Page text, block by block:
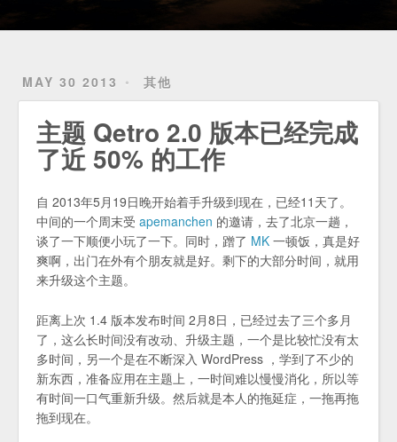
MAY 30 2013 其他
主题 Qetro 2.0 版本已经完成
了近 50% 的工作
自 2013年5月19日晚开始着手升级到现在，已经11天了。
中间的一个周末受 apemanchen 的邀请，去了北京一趟，
谈了一下顺便小玩了一下。同时，蹭了 MK 一顿饭，真是好
爽啊，出门在外有个朋友就是好。剩下的大部分时间，就用
来升级这个主题。
距离上次 1.4 版本发布时间 2月8日，已经过去了三个多月
了，这么长时间没有改动、升级主题，一个是比较忙没有太
多时间，另一个是在不断深入 WordPress ，学到了不少的
新东西，准备应用在主题上，一时间难以慢慢消化，所以等
有时间一口气重新升级。然后就是本人的拖延症，一拖再拖
拖到现在。